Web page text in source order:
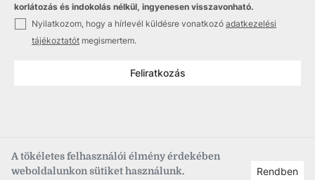
A tökéletes felhasználói élmény érdekében
weboldalunkon sütiket használunk.
Rendben
korlátozás és indokolás nélkül, ingyenesen visszavonható.
✓ Nyilatkozom, hogy a hírlevél küldésre vonatkozó adatkezelési
tájékoztatót megismertem.
Feliratkozás
Copyright © 2021–2026 Fehérvár Médiacentrum, fmc.hu